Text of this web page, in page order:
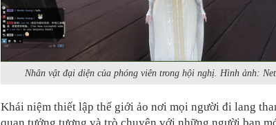
Nhân vật đại diện của phóng viên trong hội nghị. Hình ảnh:
Khái niệm thiết lập thế giới ảo nơi mọi người đi lang
quan tưởng tượng và trò chuyện với những người bạn